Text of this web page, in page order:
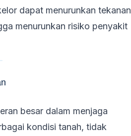
dapat menurunkan tekanan
menurunkan risiko penyakit
besar dalam menjaga
kondisi tanah, tidak